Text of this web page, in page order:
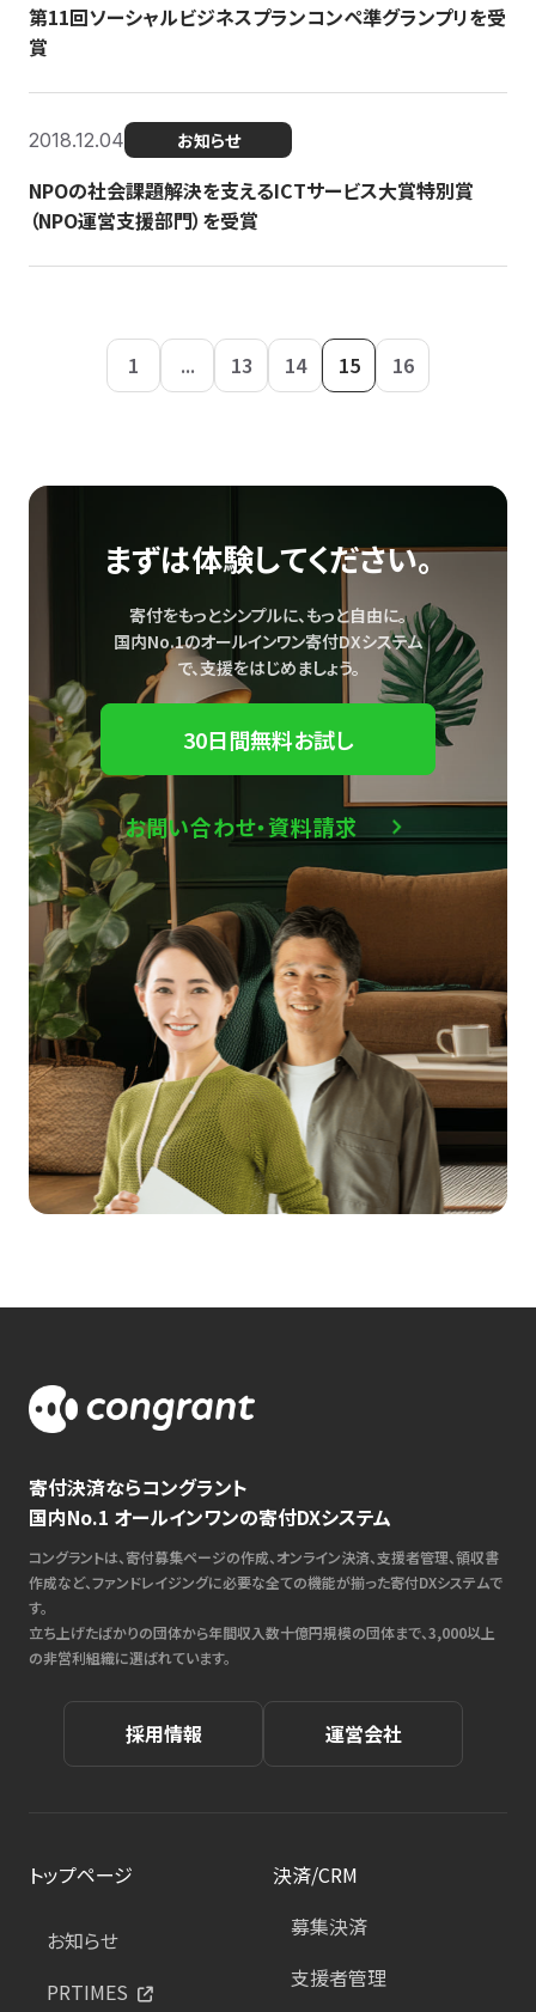
第11回ソーシャルビジネスプランコンペ準グランプリを受
賞
2018.12.04 お知らせ
NPOの社会課題解決を支えるICTサービス大賞特別賞
（NPO運営支援部門）を受賞
1 ... 13 14 15 16
まずは体験してください。
寄付をもっとシンプルに、もっと自由に。
国内No.1のオールインワン寄付DXシステム
で、支援をはじめましょう。
30日間無料お試し
お問い合わせ・資料請求
寄付決済ならコングラント
国内No.1 オールインワンの寄付DXシステム
コングラントは、寄付募集ページの作成、オンライン決済、支援者管理、領収書
作成など、ファンドレイジングに必要な全ての機能が揃った寄付DXシステムで
す。
立ち上げたばかりの団体から年間収入数十億円規模の団体まで、3,000以上
の非営利組織に選ばれています。
採用情報 運営会社
トップページ
お知らせ
PRTIMES
決済/CRM
募集決済
支援者管理